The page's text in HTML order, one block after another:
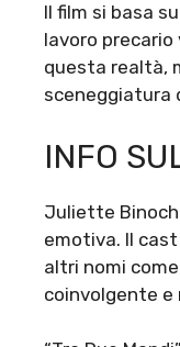
Il film si basa
lavoro
questa realtà,
sceneggiatura
INFO
Juliette
emotiva. Il
altri nomi
coinvolgente e